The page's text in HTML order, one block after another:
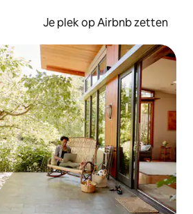
Je plek op Airbnb zetten